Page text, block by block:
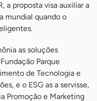
a proposta visa auxiliar a
mundial quando o
as soluções
Parque
de Tecnologia e
e o ESG as a servisse,
Promoção e Marketing